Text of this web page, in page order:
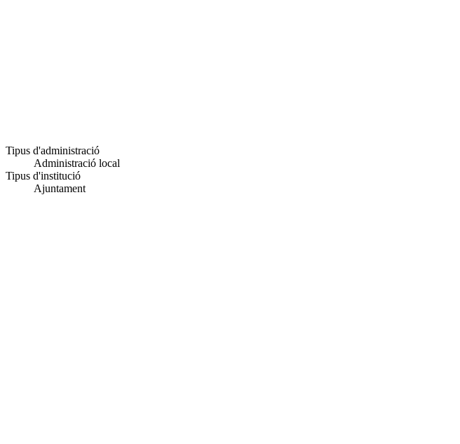
Tipus d'administració
Administració local
Tipus d'institució
Ajuntament